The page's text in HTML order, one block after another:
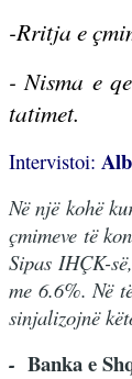
-Rritja e
- Nisma e
tatimet.
Intervistoi:
Në një kohë
çmimeve të
Sipas IHÇK-
me 6.6%. Në
sinjalizojnë
- Banka e